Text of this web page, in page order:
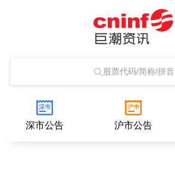
股票代码/简称/拼音
深市公告 沪市公告